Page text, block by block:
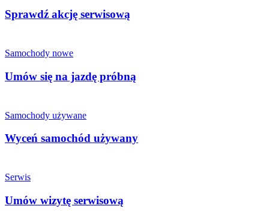
Sprawdź akcję serwisową
Samochody nowe
Umów się na jazdę próbną
Samochody używane
Wyceń samochód używany
Serwis
Umów wizytę serwisową